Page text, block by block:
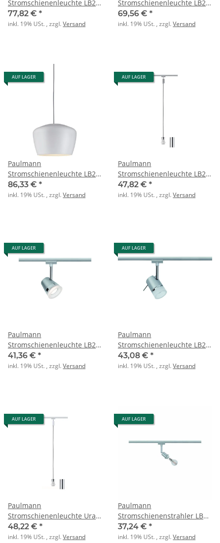
Stromschienenleuchte LB22
Urail 2Easy Schirm Pirm
max. 20W Grau
77,82 € *
inkl. 19% USt. , zzgl.Versand
Stromschienenleuchte LB22
URail Glasschirm opal
69,56 € *
inkl. 19% USt. , zzgl.Versand
AUF LAGER
Paulmann
Stromschienenleuchte LB22
URail metallschirm weiß
matt
86,33 € *
inkl. 19% USt. , zzgl.Versand
AUF LAGER
Paulmann
Stromschienenleuchte LB22
Urail Pendel chrom matt E27
47,82 € *
inkl. 19% USt. , zzgl.Versand
AUF LAGER
Paulmann
Stromschienenleuchte LB22
URail SyStk. Cone GU10
41,36 € *
inkl. 19% USt. , zzgl.Versand
AUF LAGER
Paulmann
Stromschienenleuchte LB22
URail SyStk. Pipe GU10
43,08 € *
inkl. 19% USt. , zzgl.Versand
AUF LAGER
Paulmann
Stromschienenleuchte Urail
2Easy Basic Pendel max 20W
E27
48,22 € *
inkl. 19% USt. , zzgl.Versand
AUF LAGER
Paulmann
Stromschienenstrahler LB22
max. 20W E14 chrom-matt
37,24 € *
inkl. 19% USt. , zzgl.Versand